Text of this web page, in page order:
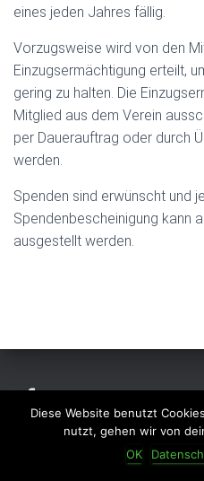
eines jeden Jahres fällig.
Vorzugsweise wird von den
Einzugsermächtigung erteilt,
gering zu halten. Die
Mitglied aus dem Verein
per Dauerauftrag oder durch
werden.
Spenden sind erwünscht und
Spendenbescheinigung kann
ausgestellt werden.
Hestia |
Diese Website benutzt
nutzt, gehen wir von
OK